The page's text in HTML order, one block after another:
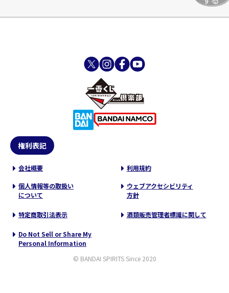
権利表記
会社概要 利用規約
個人情報等の取扱い
について
ウェブアクセシビリティ
方針
特定商取引法表示 酒類販売管理者標識に関して
Do Not Sell or Share My
Personal Information
© BANDAI SPIRITS Since 2020